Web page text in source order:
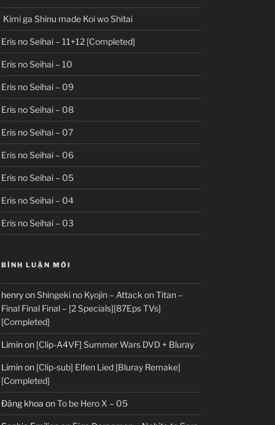
Kimi ga Shinu made Koi wo Shitai
Eris no Seihai – 11+12 [Completed]
Eris no Seihai – 10
Eris no Seihai – 09
Eris no Seihai – 08
Eris no Seihai – 07
Eris no Seihai – 06
Eris no Seihai – 05
Eris no Seihai – 04
Eris no Seihai – 03
BÌNH LUẬN MỚI
henryonShingeki no Kyojin – Attack on Titan –
Final Final Final – [2 Specials][87Eps TVs]
[Completed]
Liminon [Clip-A4VF] Summer Wars DVD + Bluray
Liminon [Clip-sub] Elfen Lied [Bluray Remake]
[Completed]
Đăng khoa onTo be Hero X – 05